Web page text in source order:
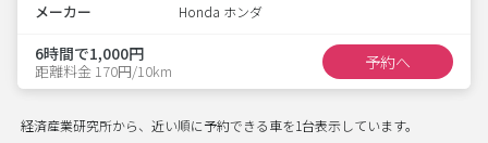
メーカー Honda ホンダ
6時間で1,000円
距離料金 170円/10km 予約へ
経済産業研究所から、近い順に予約できる車を1台表示しています。